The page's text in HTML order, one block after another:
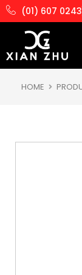
al
contenido
(01) 607 0243
HOME